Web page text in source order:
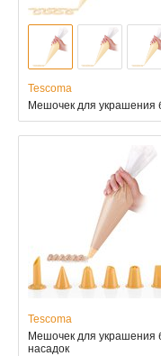
Tescoma
Мешочек для украшения
Tescoma
Мешочек для украшения
насадок